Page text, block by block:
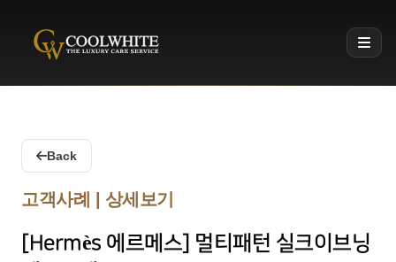
Coolwhite
Back
고객사례 | 상세보기
[Hermès 에르메스] 멀티패턴 실크이브닝